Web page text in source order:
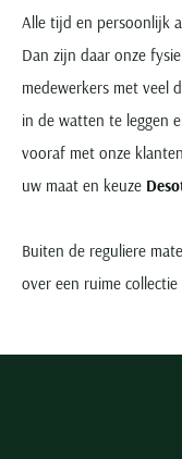
Alle tijd en persoonlijk
Dan zijn daar onze
medewerkers met veel
in de watten te leggen
vooraf met onze
uw maat en keuze
Buiten de reguliere
over een ruime collectie